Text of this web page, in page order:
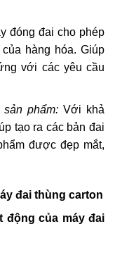
đóng đai cho phép
hàng hóa. Giúp
với các yêu cầu
phẩm: Với khả
tạo ra các bản đai
được đẹp mắt,
đai thùng carton
động của máy đai